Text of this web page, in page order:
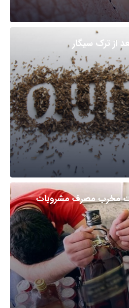
از ترک سیگار
مخرب مصرف مشروبات